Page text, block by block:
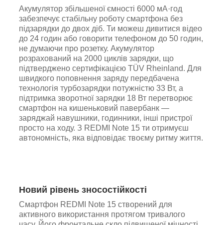
Акумулятор збільшеної ємності 6000 мА·год
забезпечує стабільну роботу смартфона без
підзарядки до двох діб. Ти можеш дивитися відео
до 24 годин або говорити телефоном до 50 годин,
не думаючи про розетку. Акумулятор
розрахований на 2000 циклів зарядки, що
підтверджено сертифікацією TÜV Rheinland. Для
швидкого поповнення заряду передбачена
технологія турбозарядки потужністю 33 Вт, а
підтримка зворотної зарядки 18 Вт перетворює
смартфон на кишеньковий павербанк —
заряджай навушники, годинники, інші пристрої
просто на ходу. З REDMI Note 15 ти отримуєш
автономність, яка відповідає твоєму ритму життя.
Новий рівень зносостійкості
Смартфон REDMI Note 15 створений для
активного використання протягом тривалого